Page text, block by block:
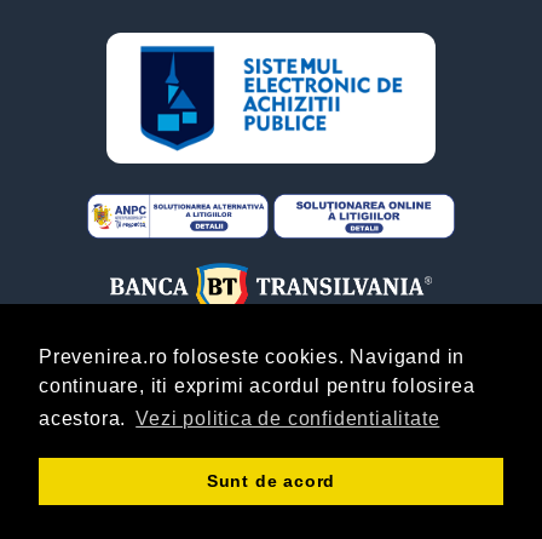
Prevenirea.ro foloseste cookies. Navigand in
continuare, iti exprimi acordul pentru folosirea
acestora.
Vezi politica de confidentialitate
Sunt de acord
ABONARE
Copyright © Prevenirea.Ro! ByAgentieOnline.ro!